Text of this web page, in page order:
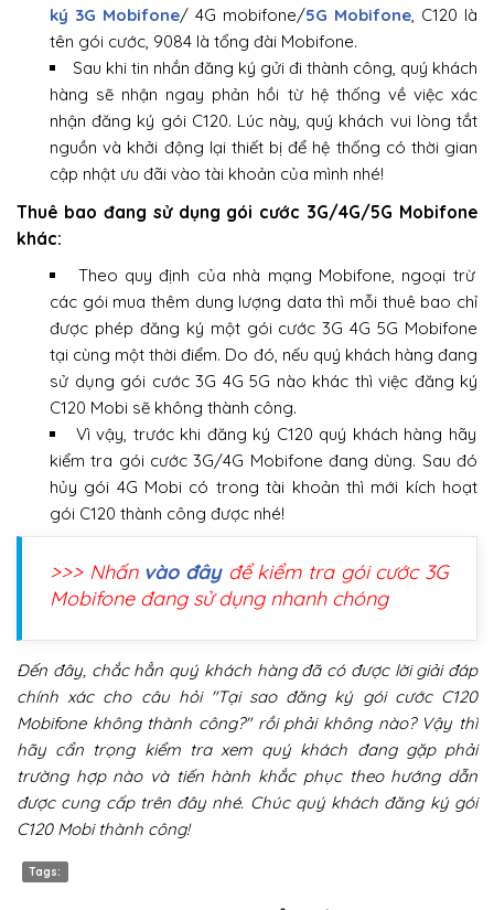
ký 3G Mobifone/ 4G mobifone/5G Mobifone, C120 là
tên gói cước, 9084 là tổng đài Mobifone.
Sau khi tin nhắn đăng ký gửi đi thành công, quý khách
hàng sẽ nhận ngay phản hồi từ hệ thống về việc xác
nhận đăng ký gói C120. Lúc này, quý khách vui lòng tắt
nguồn và khởi động lại thiết bị để hệ thống có thời gian
cập nhật ưu đãi vào tài khoản của mình nhé!
Thuê bao đang sử dụng gói cước 3G/4G/5G Mobifone
khác:
Theo quy định của nhà mạng Mobifone, ngoại trừ
các gói mua thêm dung lượng data thì mỗi thuê bao chỉ
được phép đăng ký một gói cước 3G 4G 5G Mobifone
tại cùng một thời điểm. Do đó, nếu quý khách hàng đang
sử dụng gói cước 3G 4G 5G nào khác thì việc đăng ký
C120 Mobi sẽ không thành công.
Vì vậy, trước khi đăng ký C120 quý khách hàng hãy
kiểm tra gói cước 3G/4G Mobifone đang dùng. Sau đó
hủy gói 4G Mobi có trong tài khoản thì mới kích hoạt
gói C120 thành công được nhé!
>>> Nhấn vào đây để kiểm tra gói cước 3G
Mobifone đang sử dụng nhanh chóng
Đến đây, chắc hẳn quý khách hàng đã có được lời giải đáp
chính xác cho câu hỏi "Tại sao đăng ký gói cước C120
Mobifone không thành công?" rồi phải không nào? Vậy thì
hãy cẩn trọng kiểm tra xem quý khách đang gặp phải
trường hợp nào và tiến hành khắc phục theo hướng dẫn
được cung cấp trên đây nhé. Chúc quý khách đăng ký gói
C120 Mobi thành công!
Tags: